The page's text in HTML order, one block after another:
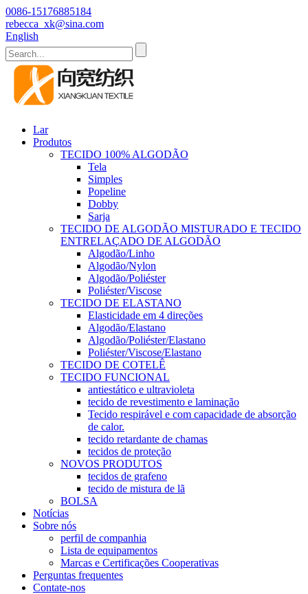
0086-15176885184
rebecca_xk@sina.com
English
Lar
Produtos
TECIDO 100% ALGODÃO
Tela
Simples
Popeline
Dobby
Sarja
TECIDO DE ALGODÃO MISTURADO E TECIDO
ENTRELAÇADO DE ALGODÃO
Algodão/Linho
Algodão/Nylon
Algodão/Poliéster
Poliéster/Viscose
TECIDO DE ELASTANO
Elasticidade em 4 direções
Algodão/Elastano
Algodão/Poliéster/Elastano
Poliéster/Viscose/Elastano
TECIDO DE COTELÊ
TECIDO FUNCIONAL
antiestático e ultravioleta
tecido de revestimento e laminação
Tecido respirável e com capacidade de absorção
de calor.
tecido retardante de chamas
tecidos de proteção
NOVOS PRODUTOS
tecidos de grafeno
tecido de mistura de lã
BOLSA
Notícias
Sobre nós
perfil de companhia
Lista de equipamentos
Marcas e Certificações Cooperativas
Perguntas frequentes
Contate-nos